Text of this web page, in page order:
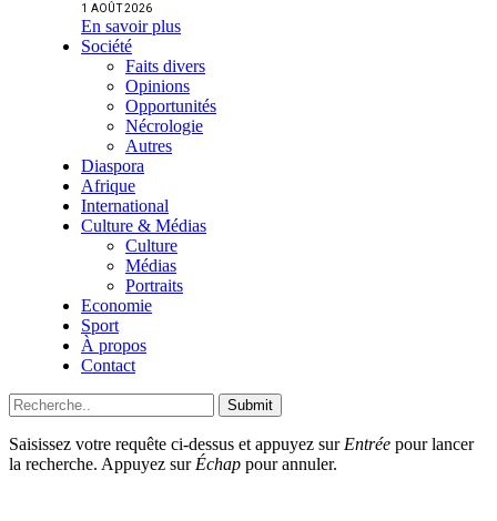
1 AOÛT 2026
En savoir plus
Société
Faits divers
Opinions
Opportunités
Nécrologie
Autres
Diaspora
Afrique
International
Culture & Médias
Culture
Médias
Portraits
Economie
Sport
À propos
Contact
Submit
Saisissez votre requête ci-dessus et appuyez sur Entrée pour lancer
la recherche. Appuyez sur Échap pour annuler.